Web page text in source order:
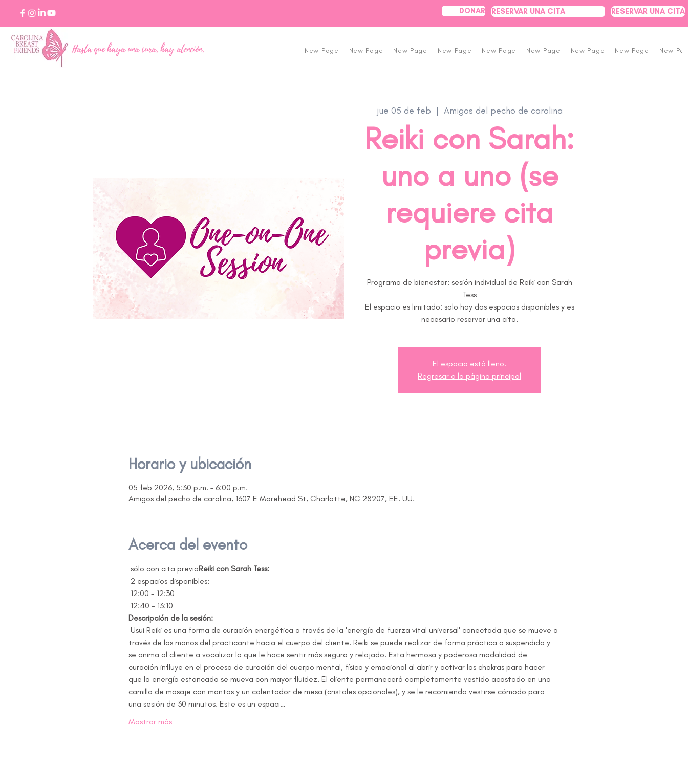
DONAR RESERVAR UNA CITA RESERVAR UNA CITA
Hasta que haya una cura, hay atención. New Page New Page New Page New Page New Page New Page New Page New Page New
jue 05 de feb
  |
Amigos del pecho de carolina
Reiki con Sarah:
uno a uno (se
requiere cita
previa)
Programa de bienestar: sesión individual de Reiki con Sarah
Tess
El espacio es limitado: solo hay dos espacios disponibles y es
necesario reservar una cita.
El espacio está lleno.
Regresar a la página principal
Horario y ubicación
05 feb 2026, 5:30 p.m. – 6:00 p.m.
Amigos del pecho de carolina, 1607 E Morehead St, Charlotte, NC 28207, EE. UU.
Acerca del evento
sólo con cita previaReiki con Sarah Tess:
2 espacios disponibles:
12:00 - 12:30
12:40 - 13:10
Descripción de la sesión:
través de las manos del practicante hacia el cuerpo del cliente. Reiki se puede realizar de forma práctica o suspendida y
se anima al cliente a vocalizar lo que le hace sentir más seguro y relajado. Esta hermosa y poderosa modalidad de
curación influye en el proceso de curación del cuerpo mental, físico y emocional al abrir y activar los chakras para hacer
que la energía estancada se mueva con mayor fluidez. El cliente permanecerá completamente vestido acostado en una
camilla de masaje con mantas y un calentador de mesa (cristales opcionales), y se le recomienda vestirse cómodo para
una sesión de 30 minutos. Este es un espaci…
Mostrar más